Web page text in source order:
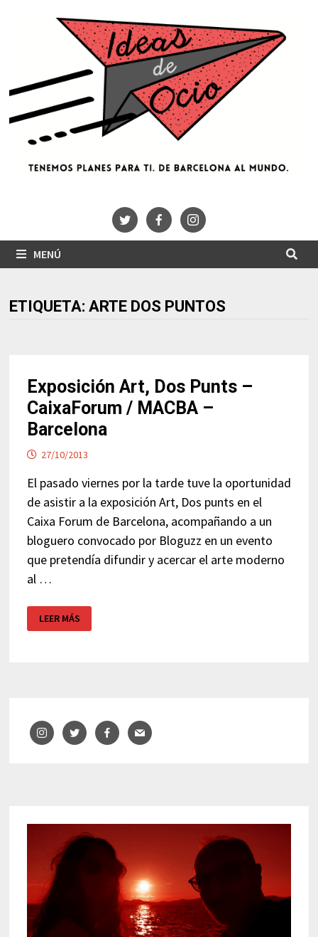
MENÚ
ETIQUETA: ARTE DOS PUNTOS
Exposición Art, Dos Punts –
CaixaForum / MACBA –
Barcelona
27/10/2013
El pasado viernes por la tarde tuve la oportunidad
de asistir a la exposición Art, Dos punts en el
Caixa Forum de Barcelona, acompañando a un
bloguero convocado por Bloguzz en un evento
que pretendía difundir y acercar el arte moderno
al …
EXPOSICIÓN
ART,
DOS
LEER MÁS